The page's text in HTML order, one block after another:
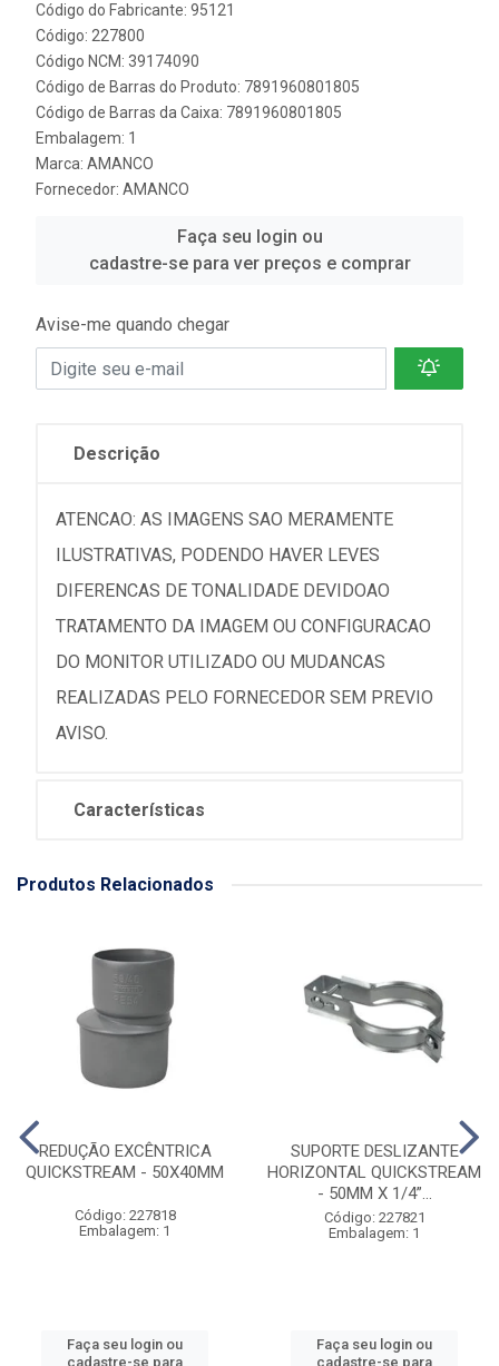
Código do Fabricante: 95121
Código: 227800
Código NCM: 39174090
Código de Barras do Produto: 7891960801805
Código de Barras da Caixa: 7891960801805
Embalagem: 1
Marca: AMANCO
Fornecedor: AMANCO
Faça seu login ou
cadastre-se para ver preços e comprar
Avise-me quando chegar
Descrição
ATENCAO: AS IMAGENS SAO MERAMENTE
ILUSTRATIVAS, PODENDO HAVER LEVES
DIFERENCAS DE TONALIDADE DEVIDOAO
TRATAMENTO DA IMAGEM OU CONFIGURACAO
DO MONITOR UTILIZADO OU MUDANCAS
REALIZADAS PELO FORNECEDOR SEM PREVIO
AVISO.
Características
Produtos Relacionados
REDUÇÃO EXCÊNTRICA
QUICKSTREAM - 50X40MM
Código: 227818
Embalagem: 1
Faça seu login ou
cadastre-se para
SUPORTE DESLIZANTE
HORIZONTAL QUICKSTREAM
- 50MM X 1/4”...
Código: 227821
Embalagem: 1
Faça seu login ou
cadastre-se para